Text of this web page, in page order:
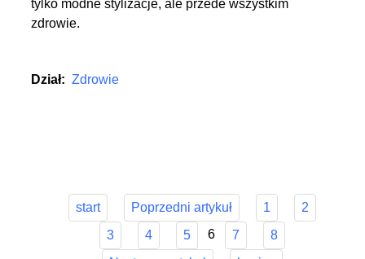
tylko modne stylizacje, ale przede wszystkim
zdrowie.
Dział: Zdrowie
start Poprzedni artykuł 1
2
3
4 5 6 7
8